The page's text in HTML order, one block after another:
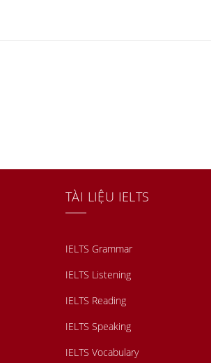
TÀI LIỆU IELTS
IELTS Grammar
IELTS Listening
IELTS Reading
IELTS Speaking
IELTS Vocabulary